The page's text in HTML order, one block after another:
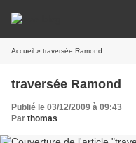
Accueil » traversée Ramond
traversée Ramond
Publié le 03/12/2009 à 09:43
Par thomas